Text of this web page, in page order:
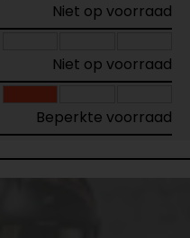
Niet op voorraad
Niet op voorraad
Beperkte voorraad